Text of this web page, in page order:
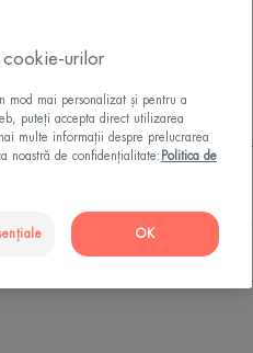
din 3 forme de cancer
de piele³
urilor
mod mai personalizat și pentru a
puteți accepta direct utilizarea
multe informații despre prelucrarea
noastră de confidențialitate: Politica de
OK